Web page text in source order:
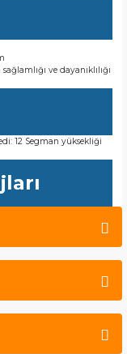
ve dayanıklılığı
12 Segman yüksekliği